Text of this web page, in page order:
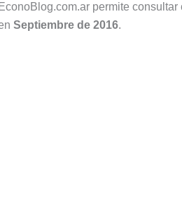
permite consultar
Septiembre de 2016.